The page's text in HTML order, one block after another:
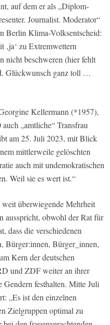
auf dem er als „Diplom-
Journalist. Moderator“
Berlin Klima-Volksentscheid:
‚ja‘ zu Extremwettern
nicht beschweren (hier fehlt
Glückwunsch ganz toll …
Kellermann (*1957),
„amtliche“ Transfrau
am 25. Juli 2023, mit Blick
mittlerweile gelöschten
auch mit undemokratischen
Weil sie es wert ist.“
überwiegende Mehrheit
ausspricht, obwohl der Rat für
dass die verschiedenen
Bürger:innen, Bürger_innen,
Kern der deutschen
und ZDF weiter an ihrer
Gendern festhalten. Mitte Juli
„Es ist den einzelnen
Zielgruppen optimal zu